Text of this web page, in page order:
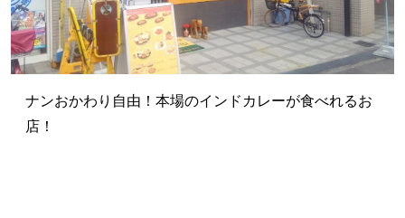
ナンおかわり自由！本場のインドカレーが食べれるお
店！